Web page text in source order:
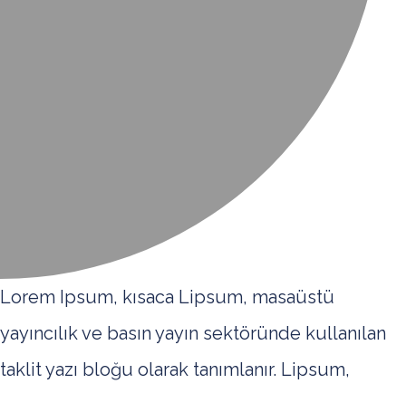
Lorem Ipsum, kısaca Lipsum, masaüstü
yayıncılık ve basın yayın sektöründe kullanılan
taklit yazı bloğu olarak tanımlanır. Lipsum,